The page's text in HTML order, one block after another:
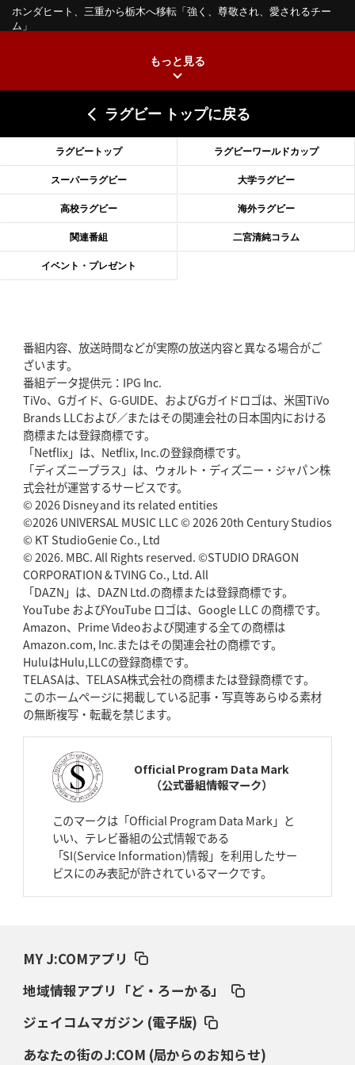
ホンダヒート、三重から栃木へ移転「強く、尊敬され、愛されるチー
ム」
2026年6月18日(木)更新
滑川剛人レフリー、早過ぎる引退「27年W杯の主審、遠のいた夢」
2026年6月11日(木)更新
神戸、リーグワン初優勝の道のりデイブ・レニーHCの功績と財産
2026年6月4日(木)更新
“泣き虫先生”こと山口良治氏死去「信は力なり」骨太の教育方針
2026年5月21日(木)更新
狭山RG、ライチェル海遥スタッフ入り
ッション
2026年5月14日(木)更新
神戸、1位通過の立役者レタリック
「悲運の闘将」宮地克実氏死去 熱血指導で埼玉WKの基礎築く
2026年4月30日(木)更新
BR東京、「ユニバーサルデー」の意義「特別からノーマルへ」が最終
ゴール
2026年4月23日(木)更新
元代表ラピース、今季限りで引退「クボタは10年いた自分のホーム」
2026年4月16日(木)更新
BL東京「強化拠点」を「共有財産」に新クラブハウスは「皆に開かれ
た空間」
2026年4月9日(木)更新
スティーラーズ、名門復活の足音
2026年4月2日(木)更新
2026年3月26日(木)更新
AZ-COM丸和、リーグワンへ参入決定 「フィールド丸ごと計測機器」の
ダイナボアーズ、“逆輸入SO”三宅駿
「ニュージーランドのフレア（閃
2026年3月5日(木)更新
もっと見る
ラグビー トップに戻る
ラグビートップ ラグビーワールドカップ
スーパーラグビー 大学ラグビー
高校ラグビー 海外ラグビー
関連番組 二宮清純コラム
イベント・プレゼント
番組内容、放送時間などが実際の放送内容と異なる場合がご
ざいます。
番組データ提供元：IPG Inc.
TiVo、Gガイド、G-GUIDE、およびGガイドロゴは、米国TiVo
Brands LLCおよび／またはその関連会社の日本国内における
商標または登録商標です。
「Netflix」は、Netflix, Inc.の登録商標です。
「ディズニープラス」は、ウォルト・ディズニー・ジャパン株
式会社が運営するサービスです。
© 2026 Disney and its related entities
©2026 UNIVERSAL MUSIC LLC © 2026 20th Century Studios
© KT StudioGenie Co., Ltd
© 2026. MBC. All Rights reserved. ©STUDIO DRAGON
CORPORATION & TVING Co., Ltd. All
「DAZN」は、DAZN Ltd.の商標または登録商標です。
YouTube およびYouTube ロゴは、Google LLC の商標です。
Amazon、Prime Videoおよび関連する全ての商標は
Amazon.com, Inc.またはその関連会社の商標です。
HuluはHulu,LLCの登録商標です。
TELASAは、TELASA株式会社の商標または登録商標です。
このホームページに掲載している記事・写真等あらゆる素材
の無断複写・転載を禁じます。
Official Program Data Mark
（公式番組情報マーク）
このマークは「Official Program Data Mark」と
いい、テレビ番組の公式情報である
「SI(Service Information)情報」を利用したサー
ビスにのみ表記が許されているマークです。
MY J:COMアプリ
地域情報アプリ「ど・ろーかる」
ジェイコムマガジン (電子版)
あなたの街のJ:COM (局からのお知らせ)